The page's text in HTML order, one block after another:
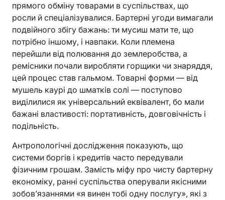
прямого обміну товарами в суспільствах, що
росли й спеціалізувалися. Бартерні угоди вимагали
подвійного збігу бажань: ти мусиш мати те, що
потрібно іншому, і навпаки. Коли племена
перейшли від полювання до землеробства, а
ремісники почали виробляти горщики чи знаряддя,
цей процес став гальмом. Товарні форми — від
мушель каурі до шматків солі — поступово
виділилися як універсальний еквівалент, бо мали
бажані властивості: портативність, довговічність і
подільність.
Антропологічні дослідження показують, що
системи боргів і кредитів часто передували
фізичним грошам. Замість міфу про чисту бартерну
економіку, ранні суспільства оперували якісними
зобов’язаннями «я винен тобі одну послугу», які з